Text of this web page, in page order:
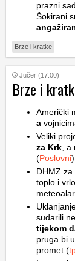
prazni
Šokirani
Brze i kratke
Jučer (17:00)
Brze i
Američki
a
Veliki
za Krk ,
(Poslovni)
DHMZ
toplo i
sudarili
tijekom
pruga bi
promet (